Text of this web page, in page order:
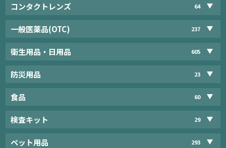
コンタクトレンズ 64
一般医薬品(OTC) 237
衛生用品・日用品 605
防災用品 23
食品 60
検査キット 29
ペット用品 293